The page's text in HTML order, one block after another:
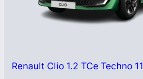
Renault Clio 1.2 TCe Techno